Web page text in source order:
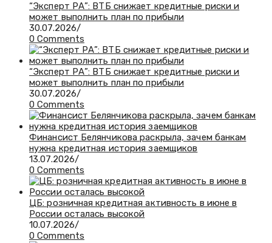
“Эксперт РА”: ВТБ снижает кредитные риски и
может выполнить план по прибыли
30.07.2026/
0 Comments
“Эксперт РА”: ВТБ снижает кредитные риски и
может выполнить план по прибыли
30.07.2026/
0 Comments
Финансист Белянчикова раскрыла, зачем банкам
нужна кредитная история заемщиков
13.07.2026/
0 Comments
ЦБ: розничная кредитная активность в июне в
России осталась высокой
10.07.2026/
0 Comments